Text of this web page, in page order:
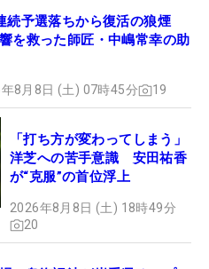
ダのナショナルオープン
人選手が制したのは、
りの快挙となった。
し、カナダ人初のメジャ
マイク・ウィアーや選手
アーに憧れてプロになっ
パットを沈め、歴史的優
きそうな大観衆の興奮は
続予選落ちから復活の狼煙
を救った師匠・中嶋常幸の助
8月8日 (土) 07時45分 19
「打ち方が変わってしまう」
洋芝への苦手意識 安田祐香
が“克服”の首位浮上
2026年8月8日 (土) 18時49分
20